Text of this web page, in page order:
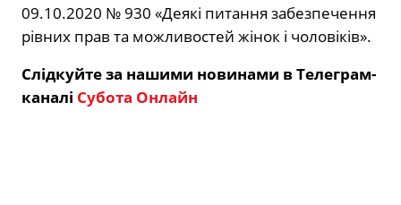
09.10.2020 № 930 «Деякі питання забезпечення
рівних прав та можливостей жінок і чоловіків».
Слідкуйте за нашими новинами в Телеграм-
каналі Субота Онлайн